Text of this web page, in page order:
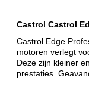
Castrol Castrol
Castrol Edge
motoren verlegt
Deze zijn kleiner
prestaties.